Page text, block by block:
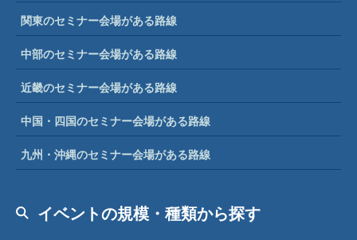
関東のセミナー会場がある路線
中部のセミナー会場がある路線
近畿のセミナー会場がある路線
中国・四国のセミナー会場がある路線
九州・沖縄のセミナー会場がある路線
イベントの規模・種類から探す